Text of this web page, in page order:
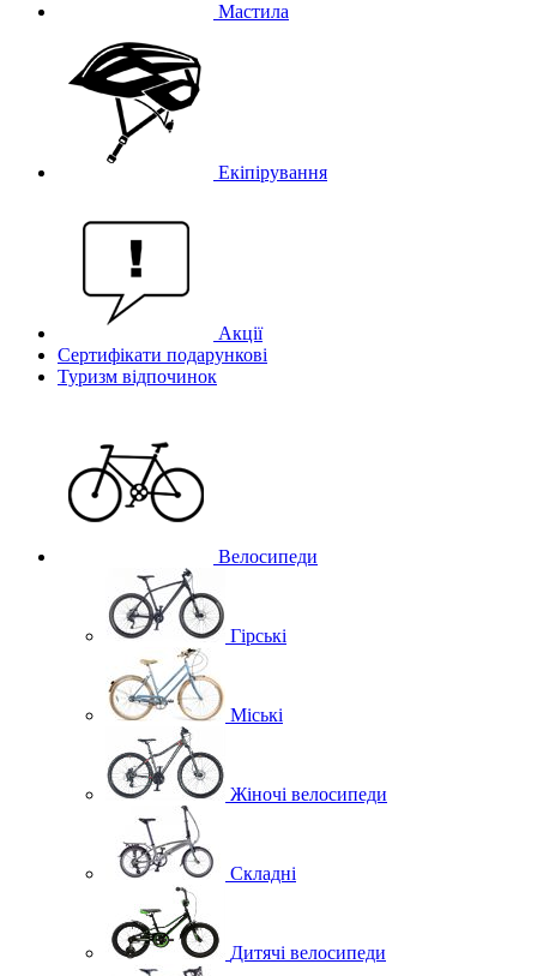
Мастила
Екіпірування
Акції
Сертифікати подарункові
Туризм відпочинок
Велосипеди
Гірські
Міські
Жіночі велосипеди
Складні
Дитячі велосипеди